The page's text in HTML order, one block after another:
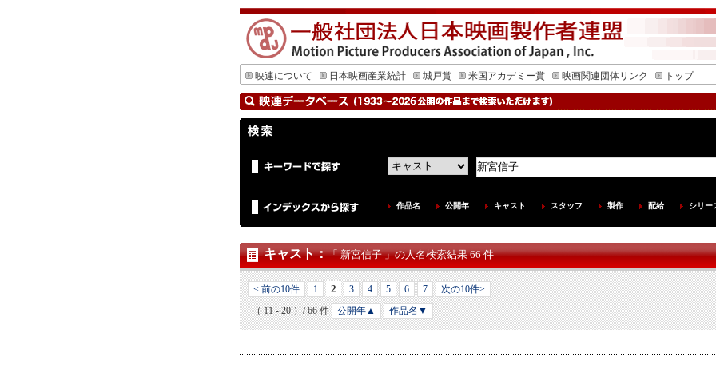
映連について
日本映画産業統計 城戸賞 米国アカデミー賞 映画関連団体リンク トップ
作品名 公開年 キャスト スタッフ 製作 配給 シリー
キャスト：「 新宮信子 」の人名検索結果 66 件
< 前の10件 1 2 3 4 5 6 7
次の10件>
（ 11 - 20 ）/ 66 件
公開年▲ 作品名▼